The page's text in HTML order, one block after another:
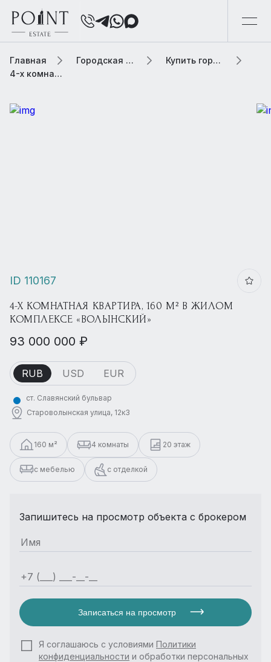
Главная Городская элитная недвижимость
Купить городскую недвижимость
4-х комнатная квартира, 160 м² В жилом комплексе «Волынский»
ID 110167
4-Х КОМНАТНАЯ КВАРТИРА, 160 М² В ЖИЛОМ
КОМПЛЕКСЕ «ВОЛЫНСКИЙ»
93 000 000 ₽
RUB USD EUR
ст. Славянский бульвар
Староволынская улица, 12к3
160 м² 4 комнаты 20 этаж
с мебелью с отделкой
Запишитесь на просмотр объекта с брокером
Записаться на просмотр
Я соглашаюсь с условиями Политики
конфиденциальности и обработки персональных